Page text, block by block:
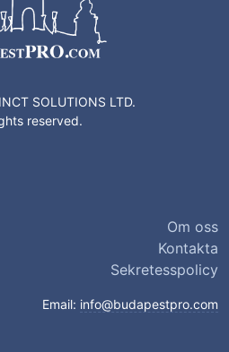
SOLUTIONS LTD.
reserved.
Om oss
Kontakta
Sekretesspolicy
Email: info@budapestpro.com